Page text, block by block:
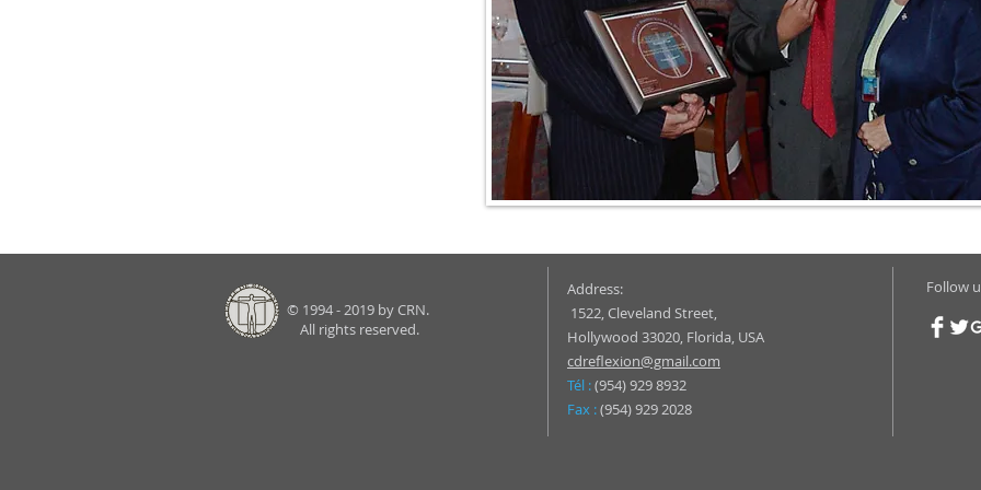
© 1994 - 2019 by CRN.
All rights reserved.
Address:
1522, Cleveland Street,
Hollywood 33020, Florida, USA
cdreflexion@gmail.com
Tél :(954) 929 8932
Fax :(954) 929 2028
Follow